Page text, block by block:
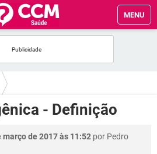
MENU
- Definição
março de 2017 às 11:52 por Pedro